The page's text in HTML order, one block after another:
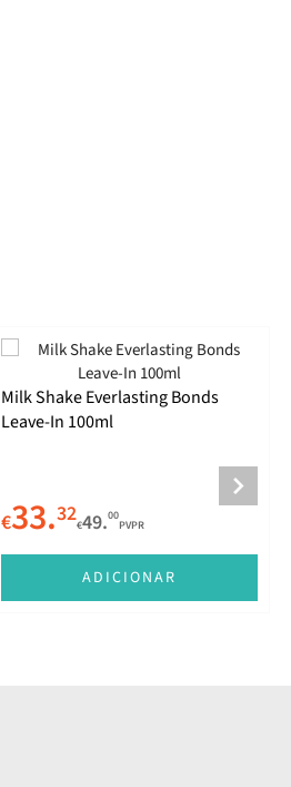
Milk Shake Everlasting Bonds
Leave-In 100ml
€33.32€49.00
PVPR
ADICIONAR